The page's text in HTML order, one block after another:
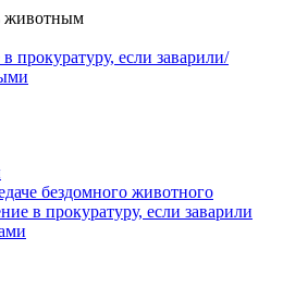
прокуратуру, если заварили/
бездомного животного
в прокуратуру, если заварили